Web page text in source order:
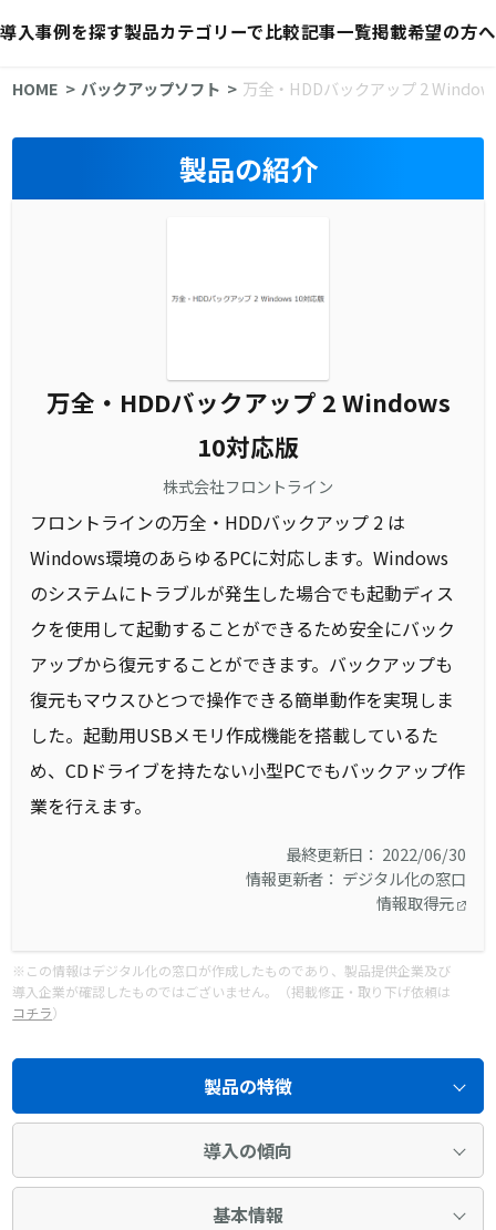
導入事例を探す製品カテゴリーで比較記事一覧掲載希望の方へ
HOME バックアップソフト 万全・HDDバックアップ 2
製品の紹介
万全・HDDバックアップ 2 Windows
10対応版
株式会社フロントライン
フロントラインの万全・HDDバックアップ 2 は
Windows環境のあらゆるPCに対応します。Windows
のシステムにトラブルが発生した場合でも起動ディス
クを使用して起動することができるため安全にバック
アップから復元することができます。バックアップも
復元もマウスひとつで操作できる簡単動作を実現しま
した。起動用USBメモリ作成機能を搭載しているた
め、CDドライブを持たない小型PCでもバックアップ作
業を行えます。
最終更新日： 2022/06/30
情報更新者： デジタル化の窓口
情報取得元
※この情報はデジタル化の窓口が作成したものであり、製品提供企業及び
導入企業が確認したものではございません。（掲載修正・取り下げ依頼は
コチラ）
製品の特徴
導入の傾向
基本情報